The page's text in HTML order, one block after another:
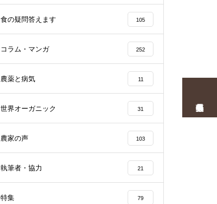
食の疑問答えます 105
コラム・マンガ 252
農薬と病気 11
世界オーガニック 31
農家の声 103
執筆者・協力 21
特集 79